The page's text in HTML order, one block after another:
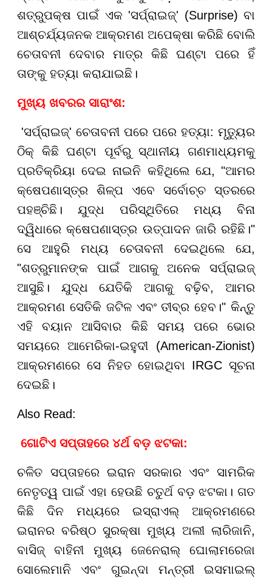
ଶତ୍ରୁପକ୍ଷ ପାଇଁ ଏକ 'ସର୍ପ୍ରାଇଜ୍' (Surprise) ବା
ଆଶ୍ଚର୍ଯ୍ୟଜନକ ଆକ୍ରମଣ ଅପେକ୍ଷା କରିଛି ବୋଲି
ଚେତାବନୀ ଦେବାର ମାତ୍ର କିଛି ଘଣ୍ଟା ପରେ ହିଁ
ତାଙ୍କୁ ହତ୍ୟା କରାଯାଇଛି।
ମୁଖ୍ୟ ଖବରର ସାରାଂଶ:
'ସର୍ପ୍ରାଇଜ୍' ଚେତାବନୀ ପରେ ପରେ ହତ୍ୟା: ମୃତ୍ୟୁର
ଠିକ୍ କିଛି ଘଣ୍ଟା ପୂର୍ବରୁ ସ୍ଥାନୀୟ ଗଣମାଧ୍ୟମକୁ
ପ୍ରତିକ୍ରିୟା ଦେଇ ନାଇନି କହିଥିଲେ ଯେ, "ଆମର
କ୍ଷେପଣାସ୍ତ୍ର ଶିଳ୍ପ ଏବେ ସର୍ବୋଚ୍ଚ ସ୍ତରରେ
ପହଞ୍ଚିଛି। ଯୁଦ୍ଧ ପରିସ୍ଥିତିରେ ମଧ୍ୟ ବିନା
ଦ୍ୱିଧାରେ କ୍ଷେପଣାସ୍ତ୍ର ଉତ୍ପାଦନ ଜାରି ରହିଛି।"
ସେ ଆହୁରି ମଧ୍ୟ ଚେତାବନୀ ଦେଇଥିଲେ ଯେ,
"ଶତ୍ରୁମାନଙ୍କ ପାଇଁ ଆଗକୁ ଅନେକ ସର୍ପ୍ରାଇଜ୍
ଆସୁଛି। ଯୁଦ୍ଧ ଯେତିକି ଆଗକୁ ବଢ଼ିବ, ଆମର
ଆକ୍ରମଣ ସେତିକି ଜଟିଳ ଏବଂ ତୀବ୍ର ହେବ।" କିନ୍ତୁ
ଏହି ବୟାନ ଆସିବାର କିଛି ସମୟ ପରେ ଭୋର
ସମୟରେ ଆମେରିକା-ଇହୁଦୀ (American-Zionist)
ଆକ୍ରମଣରେ ସେ ନିହତ ହୋଇଥିବା IRGC ସୂଚନା
ଦେଇଛି।
Also Read:
ଗୋଟିଏ ସପ୍ତାହରେ ୪ର୍ଥ ବଡ଼ ଝଟକା:
ଚଳିତ ସପ୍ତାହରେ ଇରାନ ସରକାର ଏବଂ ସାମରିକ
ନେତୃତ୍ୱ ପାଇଁ ଏହା ହେଉଛି ଚତୁର୍ଥ ବଡ଼ ଝଟକା। ଗତ
କିଛି ଦିନ ମଧ୍ୟରେ ଇସ୍ରାଏଲ୍ ଆକ୍ରମଣରେ
ଇରାନର ବରିଷ୍ଠ ସୁରକ୍ଷା ମୁଖ୍ୟ ଅଲୀ ଲାରିଜାନି,
ବାସିଜ୍ ବାହିନୀ ମୁଖ୍ୟ ଜେନେରାଲ୍ ଘୋଲାମରେଜା
ସୋଲେମାନି ଏବଂ ଗୁଇନ୍ଦା ମନ୍ତ୍ରୀ ଇସମାଇଲ୍